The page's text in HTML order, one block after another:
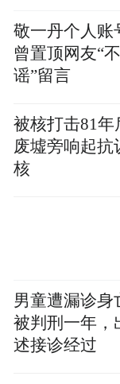
敬一丹个人账
曾置顶网友“
谣”留言
被核打击81年
废墟旁响起抗
核
男童遭漏诊身
被判刑一年，
述接诊经过